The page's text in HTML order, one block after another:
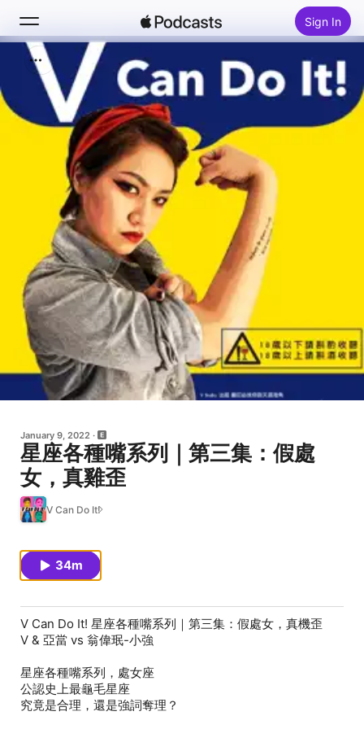
Sign In
Search
Home
New
Top Charts
January 9, 2022
星座各種嘴系列｜第三集：假處
女，真雞歪
V Can Do It!
34m
V Can Do It! 星座各種嘴系列｜第三集：假處女，真機歪
V & 亞當 vs 翁偉珉-小強
星座各種嘴系列，處女座
公認史上最龜毛星座
究竟是合理，還是強詞奪理？